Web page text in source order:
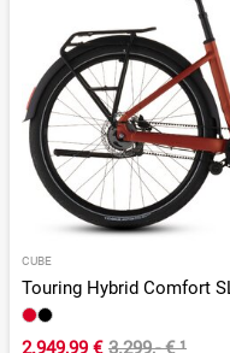
CUBE
2.949,99 € 3.299,- €¹